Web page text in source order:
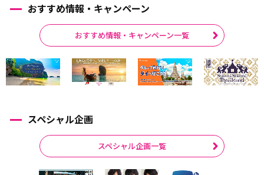
おすすめ情報・キャンペーン
おすすめ情報・キャンペーン一覧
スペシャル企画
スペシャル企画一覧